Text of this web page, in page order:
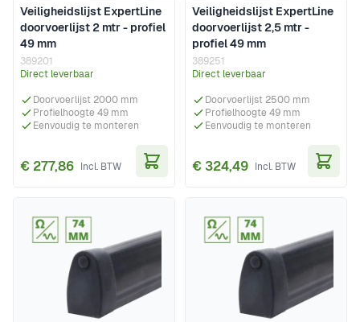
Veiligheidslijst ExpertLine
doorvoerlijst 2 mtr - profiel
49 mm
389201
Direct leverbaar
Doorvoerlijst 2000 mm
Profielhoogte 49 mm
Eenvoudig te monteren
€ 277,86
Veiligheidslijst ExpertLine
doorvoerlijst 2,5 mtr -
profiel 49 mm
389251
Direct leverbaar
Doorvoerlijst 2500 mm
Profielhoogte 49 mm
Eenvoudig te monteren
€ 324,49